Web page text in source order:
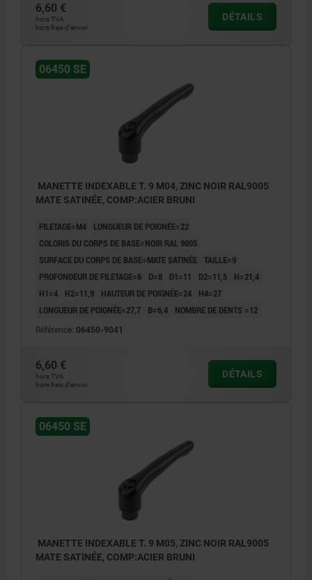
6,60 €
hors TVA
hors frais d’envoi
DÉTAILS
06450 SE
MANETTE INDEXABLE T. 9 M04, ZINC NOIR RAL9005
MATE SATINÉE, COMP:ACIER BRUNI
FILETAGE=M4
LONGUEUR DE POIGNÉE=22
COLORIS DU CORPS DE BASE=NOIR RAL 9005
SURFACE DU CORPS DE BASE=MATE SATINÉE TAILLE=9
PROFONDEUR DE FILETAGE=6
D=8 D1=11 D2=11,5
H=21,4
H1=4
H2=11,9 HAUTEUR DE POIGNÉE=24
H4=27
LONGUEUR DE POIGNÉE=27,7
B=6,4 NOMBRE DE DENTS =12
Référence: 06450-9041
6,60 €
hors TVA
hors frais d’envoi
DÉTAILS
06450 SE
MANETTE INDEXABLE T. 9 M05, ZINC NOIR RAL9005
MATE SATINÉE, COMP:ACIER BRUNI